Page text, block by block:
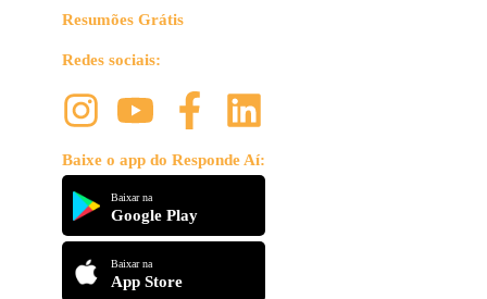
Resumões Grátis
Redes sociais:
Baixe o app do Responde Aí:
Baixar na
Google Play
Baixar na
App Store